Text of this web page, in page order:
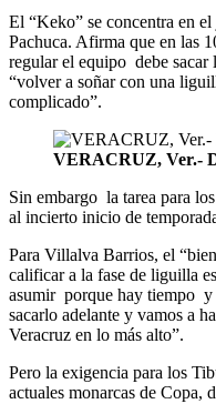
El “Keko” se concentra en
Pachuca. Afirma que en las
regular el equipo debe sacar
“volver a soñar con una
complicado”.
VERACRUZ, Ver.-
Sin embargo la tarea para
al incierto inicio de
Para Villalva Barrios, el
calificar a la fase de liguilla
asumir porque hay tiempo y
sacarlo adelante y vamos a
Veracruz en lo más alto”.
Pero la exigencia para los
actuales monarcas de Copa,